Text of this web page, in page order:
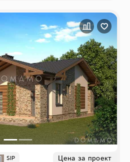
SIP Цена за проект